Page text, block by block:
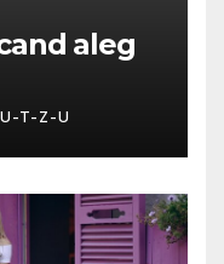
aleg
T-Z-U